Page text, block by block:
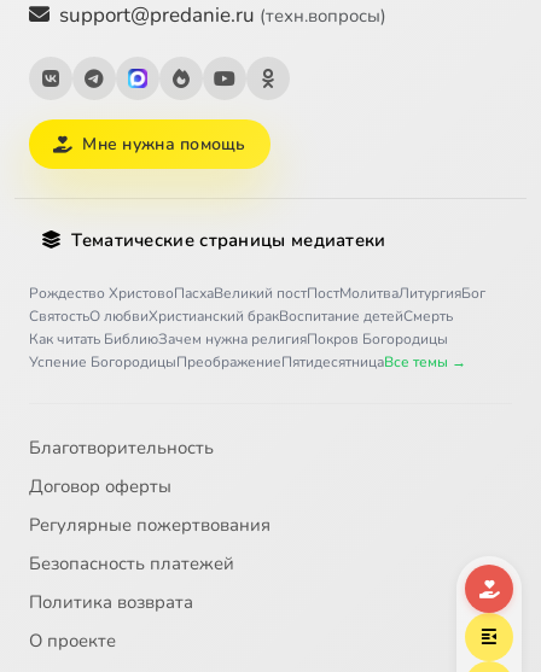
support@predanie.ru (техн.вопросы)
Мне нужна помощь
Тематические страницы медиатеки
Рождество ХристовоПасхаВеликий постПостМолитваЛитургияБог
СвятостьО любвиХристианский бракВоспитание детейСмерть
Как читать БиблиюЗачем нужна религияПокров Богородицы
Успение БогородицыПреображениеПятидесятницаВсе темы →
Благотворительность
Договор оферты
Регулярные пожертвования
Безопасность платежей
Политика возврата
О проекте